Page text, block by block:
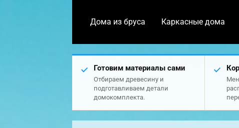
Дома из бруса Каркасные дома
Готовим материалы сами
Отбираем древесину и
подготавливаем детали
домокомплекта.